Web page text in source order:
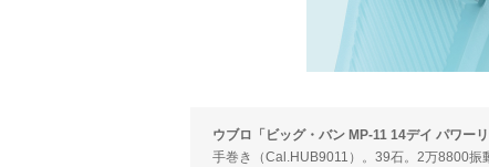
ウブロ「ビッグ・バン MP-11 14デイ パワー
手巻き（Cal.HUB9011）。39石。2万8800振